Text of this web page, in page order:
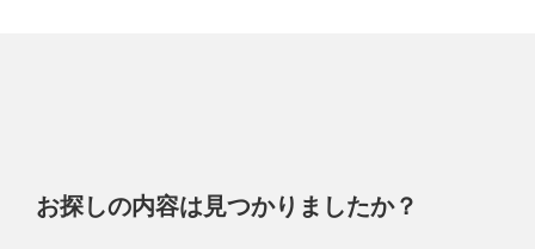
お探しの内容は見つかりましたか？